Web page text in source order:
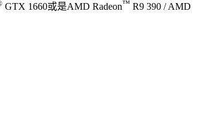
GTX 1660或是AMD Radeon™ R9 390 / AMD